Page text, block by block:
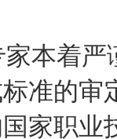
本着
准的审
家职业